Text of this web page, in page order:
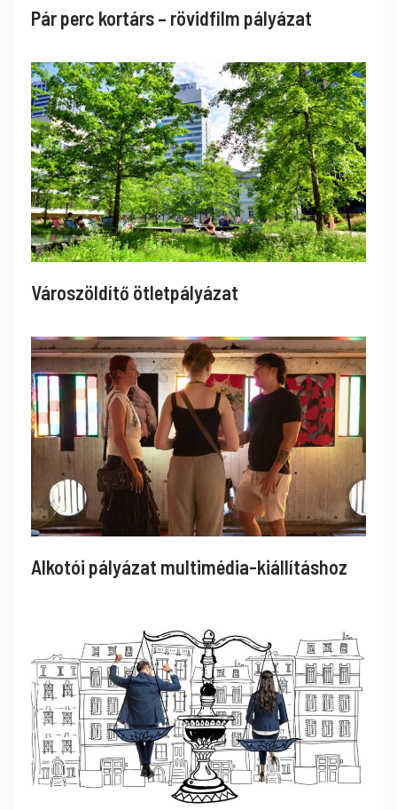
Pár perc kortárs – rövidfilm pályázat
Városzöldítő ötletpályázat
Alkotói pályázat multimédia-kiállításhoz